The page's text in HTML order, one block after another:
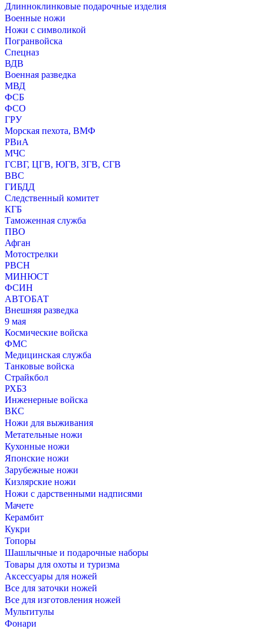
Длинноклинковые подарочные изделия
Военные ножи
Ножи с символикой
Погранвойска
Спецназ
ВДВ
Военная разведка
МВД
ФСБ
ФСО
ГРУ
Морская пехота, ВМФ
РВиА
МЧС
ГСВГ, ЦГВ, ЮГВ, ЗГВ, СГВ
ВВС
ГИБДД
Следственный комитет
КГБ
Таможенная служба
ПВО
Афган
Мотострелки
РВСН
МИНЮСТ
ФСИН
АВТОБАТ
Внешняя разведка
9 мая
Космические войска
ФМС
Медицинская служба
Танковые войска
Страйкбол
РХБЗ
Инженерные войска
ВКС
Ножи для выживания
Метательные ножи
Кухонные ножи
Японские ножи
Зарубежные ножи
Кизлярские ножи
Ножи с дарственными надписями
Мачете
Керамбит
Кукри
Топоры
Шашлычные и подарочные наборы
Товары для охоты и туризма
Аксессуары для ножей
Все для заточки ножей
Все для изготовления ножей
Мультитулы
Фонари